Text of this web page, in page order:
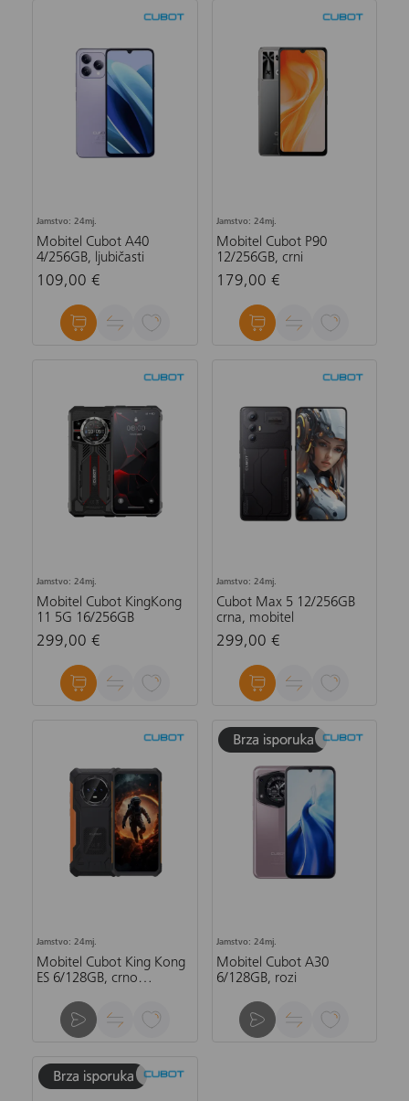
Jamstvo: 24mj.
Mobitel Cubot A40
4/256GB, ljubičasti
109,00 €
Jamstvo: 24mj.
Mobitel Cubot P90
12/256GB, crni
179,00 €
Jamstvo: 24mj.
Mobitel Cubot KingKong
11 5G 16/256GB
299,00 €
Jamstvo: 24mj.
Cubot Max 5 12/256GB
crna, mobitel
299,00 €
Jamstvo: 24mj.
Mobitel Cubot King Kong
ES 6/128GB, crno
Jamstvo: 24mj.
Mobitel Cubot A30
6/128GB, rozi